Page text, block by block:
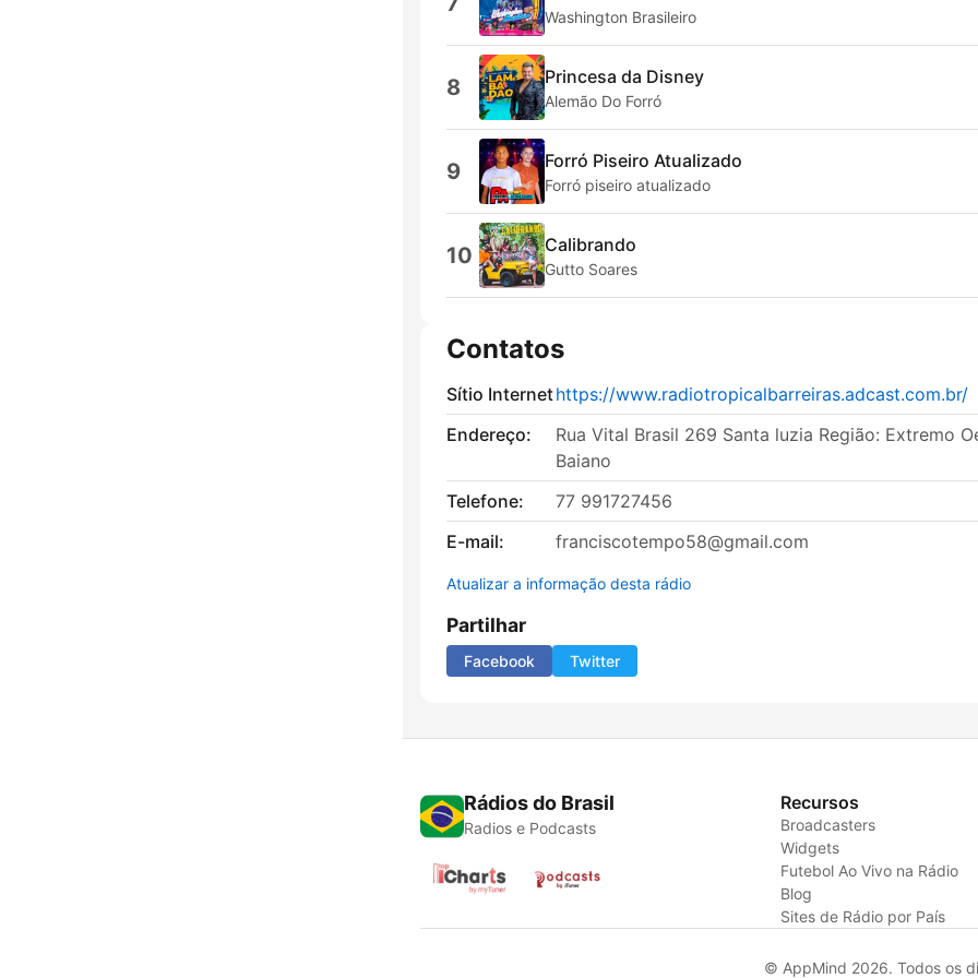
Washington Brasileiro
8 Princesa da Disney
Alemão Do Forró
9 Forró Piseiro Atualizado
Forró piseiro atualizado
10 Calibrando
Gutto Soares
Contatos
Sítio Internethttps://www.radiotropicalbarreiras.adcast.com.br/
Endereço:
Rua Vital Brasil 269 Santa luzia Região: Extremo
Baiano
Telefone:
77 991727456
E-mail:
franciscotempo58@gmail.com
Atualizar a informação desta rádio
Partilhar
Facebook Twitter
Rádios do Brasil
Radios e Podcasts
Recursos
Broadcasters
Widgets
Futebol Ao Vivo na Rádio
Blog
Sites de Rádio por País
© AppMind 2026. Todos os